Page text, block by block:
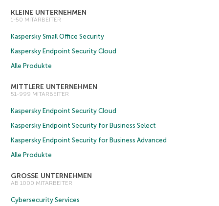
KLEINE UNTERNEHMEN
1-50 MITARBEITER
Kaspersky Small Office Security
Kaspersky Endpoint Security Cloud
Alle Produkte
MITTLERE UNTERNEHMEN
51-999 MITARBEITER
Kaspersky Endpoint Security Cloud
Kaspersky Endpoint Security for Business Select
Kaspersky Endpoint Security for Business Advanced
Alle Produkte
GROSSE UNTERNEHMEN
AB 1000 MITARBEITER
Cybersecurity Services